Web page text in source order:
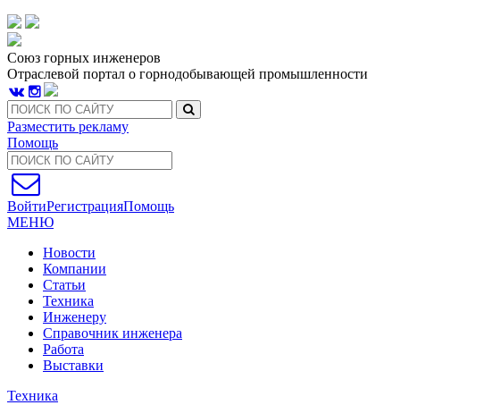
Союз горных инженеров
Отраслевой портал о горнодобывающей промышленности
Разместить рекламу
Помощь
ВойтиРегистрацияПомощь
МЕНЮ
Новости
Компании
Статьи
Техника
Инженеру
Справочник инженера
Работа
Выставки
Техника